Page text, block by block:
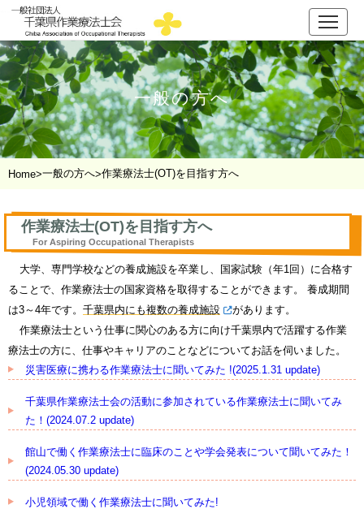
一般の方へ
Home>一般の方へ>作業療法士(OT)を目指す方へ
作業療法士(OT)を目指す方へ
For Aspiring Occupational Therapists
大学、専門学校などの養成施設を卒業し、国家試験（年1回）に合格す
ることで、作業療法士の国家資格を取得することができます。 養成期間
は3～4年です。 千葉県内にも複数の養成施設
があります。
作業療法士という仕事に関心のある方に向け千葉県内で活躍する作業
療法士の方に、仕事やキャリアのことなどについてお話を伺いました。
災害医療に携わる作業療法士に聞いてみた !(2025.1.31 update)
千葉県作業療法士会の活動に参加されている作業療法士に聞いてみ
た！(2024.07.2 update)
館山で働く作業療法士に臨床のことや学会発表について聞いてみた！
(2024.05.30 update)
小児領域で働く作業療法士に聞いてみた!